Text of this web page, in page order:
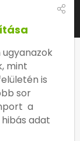
mint
is
sor
a
adat